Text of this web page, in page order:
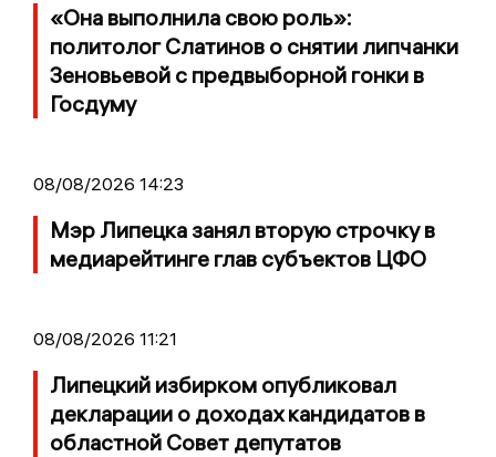
«Она выполнила свою роль»:
политолог Слатинов о снятии липчанки
Зеновьевой с предвыборной гонки в
Госдуму
08/08/2026 14:23
Мэр Липецка занял вторую строчку в
медиарейтинге глав субъектов ЦФО
08/08/2026 11:21
Липецкий избирком опубликовал
декларации о доходах кандидатов в
областной Совет депутатов